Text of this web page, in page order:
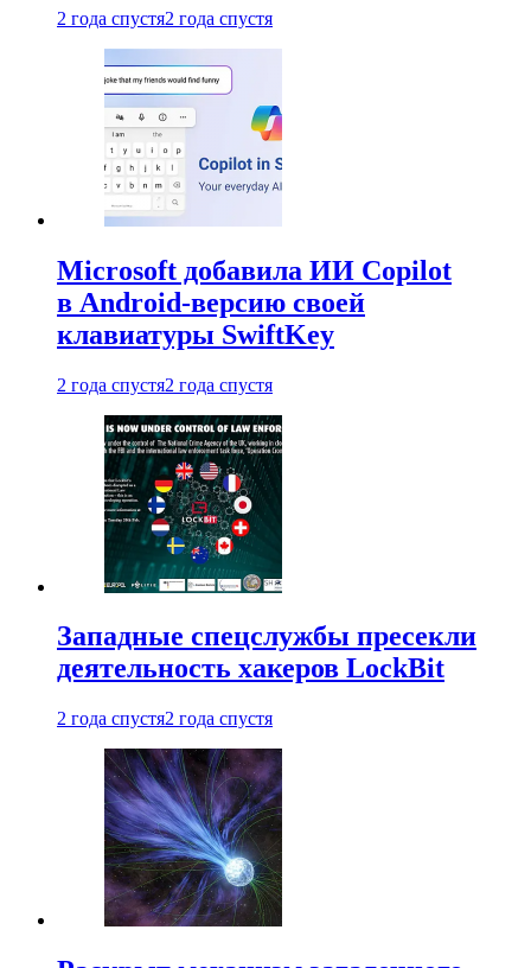
2 года спустя2 года спустя
Microsoft добавила ИИ Copilot
в Android-версию своей
клавиатуры SwiftKey
2 года спустя2 года спустя
Западные спецслужбы пресекли
деятельность хакеров LockBit
2 года спустя2 года спустя